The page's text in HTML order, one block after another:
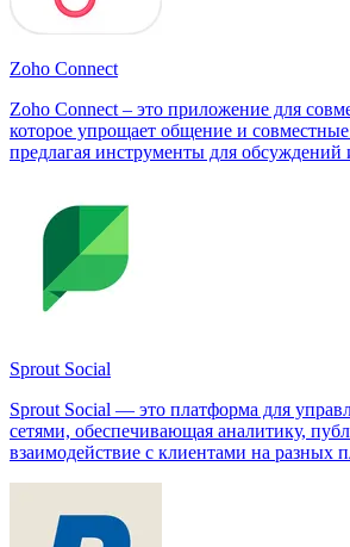
Zoho Connect
Zoho Connect – это приложение для
которое упрощает общение и
предлагая инструменты для обсуждений
Sprout Social
Sprout Social — это платформа для
сетями, обеспечивающая аналитику,
взаимодействие с клиентами на разных